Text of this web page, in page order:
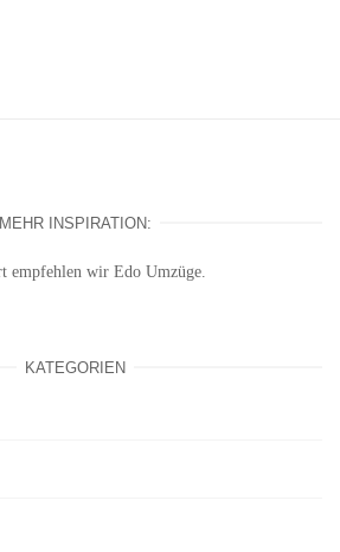
MEHR INSPIRATION:
empfehlen wir Edo Umzüge.
KATEGORIEN